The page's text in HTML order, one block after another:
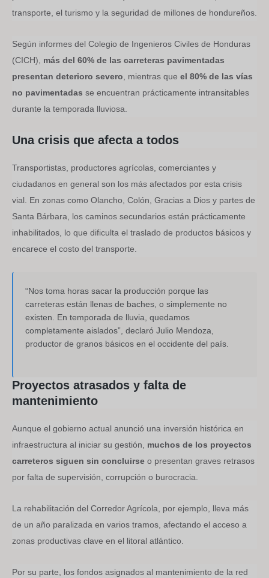
transporte, el turismo y la seguridad de millones de hondureños.
Según informes del Colegio de Ingenieros Civiles de Honduras
(CICH), más del 60% de las carreteras pavimentadas
presentan deterioro severo , mientras que el 80% de las vías
no pavimentadas se encuentran prácticamente intransitables
durante la temporada lluviosa.
Una crisis que afecta a todos
Transportistas, productores agrícolas, comerciantes y
ciudadanos en general son los más afectados por esta crisis
vial. En zonas como Olancho, Colón, Gracias a Dios y partes de
Santa Bárbara, los caminos secundarios están prácticamente
inhabilitados, lo que dificulta el traslado de productos básicos y
encarece el costo del transporte.
“Nos toma horas sacar la producción porque las
carreteras están llenas de baches, o simplemente no
existen. En temporada de lluvia, quedamos
completamente aislados”, declaró Julio Mendoza,
productor de granos básicos en el occidente del país.
Proyectos atrasados y falta de
mantenimiento
Aunque el gobierno actual anunció una inversión histórica en
infraestructura al iniciar su gestión, muchos de los proyectos
carreteros siguen sin concluirse o presentan graves retrasos
por falta de supervisión, corrupción o burocracia.
La rehabilitación del Corredor Agrícola, por ejemplo, lleva más
de un año paralizada en varios tramos, afectando el acceso a
zonas productivas clave en el litoral atlántico.
Por su parte, los fondos asignados al mantenimiento de la red